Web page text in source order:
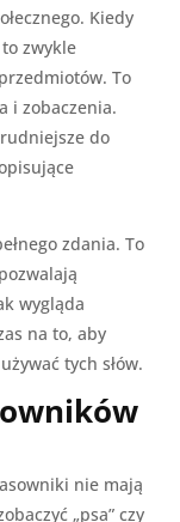
Kiedy
zwykle
To
i zobaczenia.
do
zdania. To
wygląda
na to, aby
tych słów.
nie mają
„psa” czy